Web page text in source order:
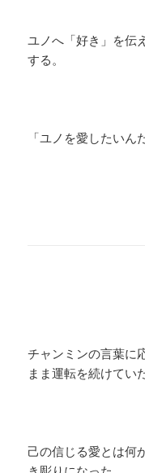
ユノへ「好き」を伝
する。
「ユノを愛したいん
チャンミンの言葉に
まま運転を続けていた
己の信じる愛とは何